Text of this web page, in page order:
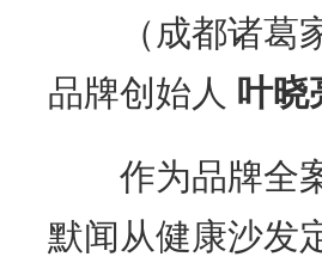
（成都诸葛家
品牌创始人 叶晓
作为品牌全案
默闻从健康沙发